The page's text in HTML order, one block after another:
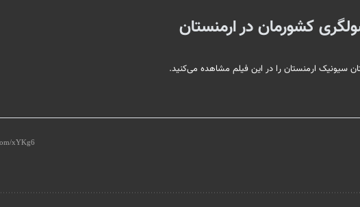
کشورمان در ارمنستان
سیونیک ارمنستان را در این فیلم مشاهده می‌کنید.